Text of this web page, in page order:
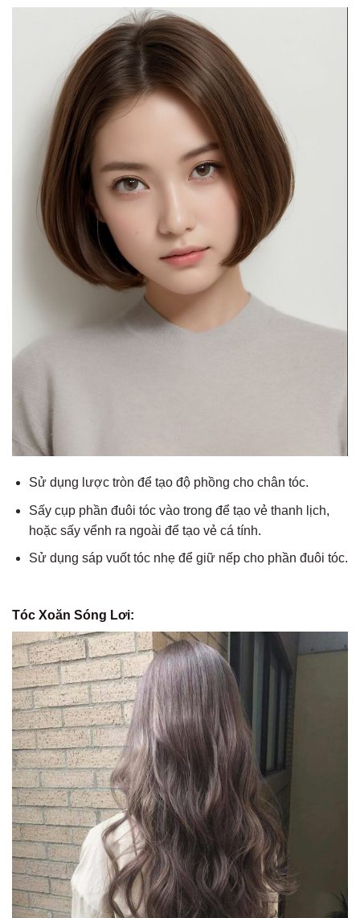
Sử dụng lược tròn để tạo độ phồng cho chân tóc.
Sấy cụp phần đuôi tóc vào trong để tạo vẻ thanh lịch,
hoặc sấy vểnh ra ngoài để tạo vẻ cá tính.
Sử dụng sáp vuốt tóc nhẹ để giữ nếp cho phần đuôi tóc.
Tóc Xoăn Sóng Lơi: